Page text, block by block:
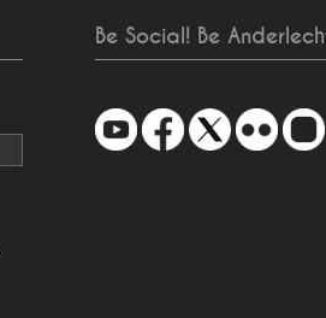
Be Social! Be